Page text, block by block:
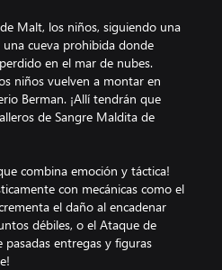
Malt, los niños, siguiendo una
cueva prohibida donde
en el mar de nubes.
niños vuelven a montar en
Berman. ¡Allí tendrán que
de Sangre Maldita de
combina emoción y táctica!
con mecánicas como el
el daño al encadenar
débiles, o el Ataque de
entregas y figuras